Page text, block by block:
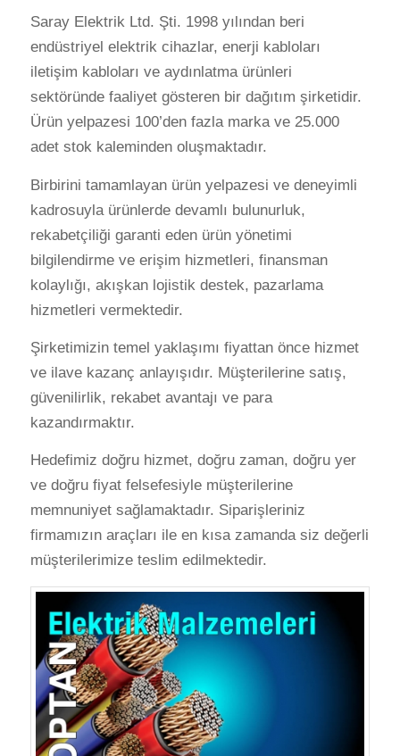
Saray Elektrik Ltd. Şti. 1998 yılından beri
endüstriyel elektrik cihazlar, enerji kabloları
iletişim kabloları ve aydınlatma ürünleri
sektöründe faaliyet gösteren bir dağıtım şirketidir.
Ürün yelpazesi 100’den fazla marka ve 25.000
adet stok kaleminden oluşmaktadır.
Birbirini tamamlayan ürün yelpazesi ve deneyimli
kadrosuyla ürünlerde devamlı bulunurluk,
rekabetçiliği garanti eden ürün yönetimi
bilgilendirme ve erişim hizmetleri, finansman
kolaylığı, akışkan lojistik destek, pazarlama
hizmetleri vermektedir.
Şirketimizin temel yaklaşımı fiyattan önce hizmet
ve ilave kazanç anlayışıdır. Müşterilerine satış,
güvenilirlik, rekabet avantajı ve para
kazandırmaktır.
Hedefimiz doğru hizmet, doğru zaman, doğru yer
ve doğru fiyat felsefesiyle müşterilerine
memnuniyet sağlamaktadır. Siparişleriniz
firmamızın araçları ile en kısa zamanda siz değerli
müşterilerimize teslim edilmektedir.